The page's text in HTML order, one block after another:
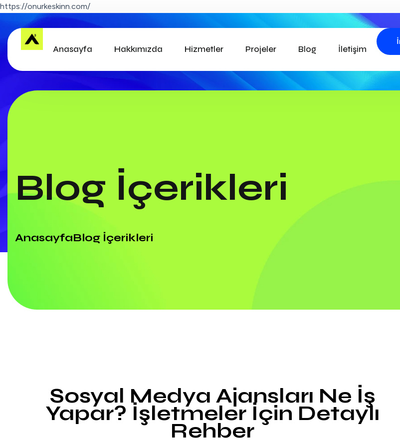
https://onurkeskinn.com/
Anasayfa Hakkımızda Hizmetler Projeler Blog İletişim
Blog İçerikleri
AnasayfaBlog İçerikleri
Sosyal Medya Ajansları Ne İş
Yapar? İşletmeler İçin Detaylı
Rehber